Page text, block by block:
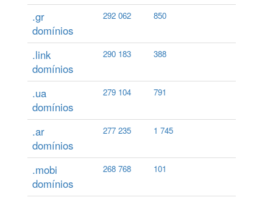
.gr
domínios
292 062 850
.link
domínios
290 183 388
.ua
domínios
279 104 791
.ar
domínios
277 235 1 745
.mobi
domínios
268 768 101